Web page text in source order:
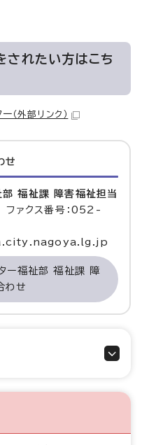
されたい方はこち
ー （外部リンク）
せ
部 福祉課 障害福祉担当
ァクス番号：052-
ー福祉部 福祉課 障
わせ